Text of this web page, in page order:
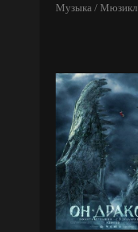
Музыка / Мюзикл